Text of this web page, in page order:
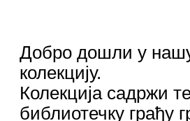
Добро дошли у
колекцију.
Колекција садржи
библиотечку грађу